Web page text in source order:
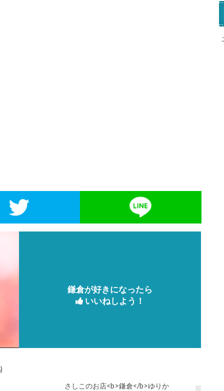
ェア Twitterでシェア
鎌倉が好きになったら
いいねしよう！
さしこのお店<b>鎌倉</b>ゆりか